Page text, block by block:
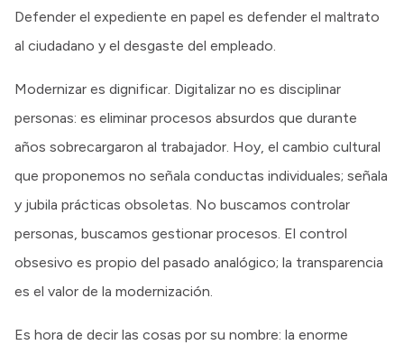
Defender el expediente en papel es defender el maltrato
al ciudadano y el desgaste del empleado.
Modernizar es dignificar. Digitalizar no es disciplinar
personas: es eliminar procesos absurdos que durante
años sobrecargaron al trabajador. Hoy, el cambio cultural
que proponemos no señala conductas individuales; señala
y jubila prácticas obsoletas. No buscamos controlar
personas, buscamos gestionar procesos. El control
obsesivo es propio del pasado analógico; la transparencia
es el valor de la modernización.
Es hora de decir las cosas por su nombre: la enorme